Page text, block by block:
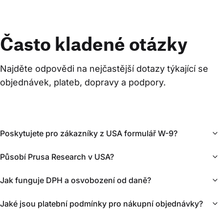
Často kladené otázky
Najděte odpovědi na nejčastější dotazy týkající se
objednávek, plateb, dopravy a podpory.
Poskytujete pro zákazníky z USA formulář W-9?
Působí Prusa Research v USA?
Jak funguje DPH a osvobození od daně?
Jaké jsou platební podmínky pro nákupní objednávky?